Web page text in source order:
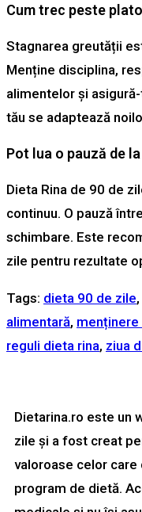
Cum trec peste
Stagnarea greutății
Menține disciplina,
alimentelor și
tău se adaptează
Pot lua o pauză de
Dieta Rina de 90 de
continuu. O pauză
schimbare. Este
zile pentru rezultate
Tags: dieta 90 de zile,
alimentară, menținere
reguli dieta rina, ziua
Dietarina.ro este un
zile și a fost creat
valoroase celor
program de dietă.